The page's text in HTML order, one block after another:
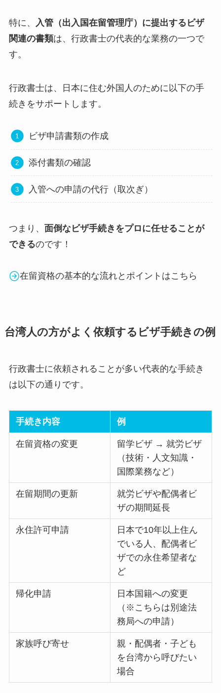
特に、
入管（出入国在留管理庁）に提出するビザ
関連の書類は、行政書士の代表的な業務の一つで
す。
行政書士は、日本に住む外国人のために以下の手
続きをサポートします。
ビザ申請書類の作成
添付書類の確認
入管への申請の代行（取次ぎ）
つまり、 面倒なビザ手続きをプロに任せることが
できるのです！
在留資格の基本的な流れとポイントはこちら
台湾人の方がよく依頼するビザ手続きの例
行政書士に依頼されることが多い代表的な手続き
は以下の通りです。
手続き内容 例
在留資格の変更
留学ビザ → 就労ビザ
（技術・人文知識・
国際業務など）
在留期間の更新
就労ビザや配偶者ビ
ザの期間延長
永住許可申請
日本で10年以上住ん
でいる人、配偶者ビ
ザでの永住希望者な
ど
帰化申請
日本国籍への変更
（※こちらは別途法
務局への申請）
家族呼び寄せ
親・配偶者・子ども
を台湾から呼びたい
場合